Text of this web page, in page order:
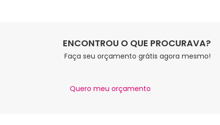
ENCONTROU O QUE PROCURAVA?
Faça seu orçamento grátis agora mesmo!
Quero meu orçamento